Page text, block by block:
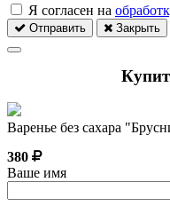
Я согласен на
Отправить Закрыть
Варенье без сахара
380
Ваше имя